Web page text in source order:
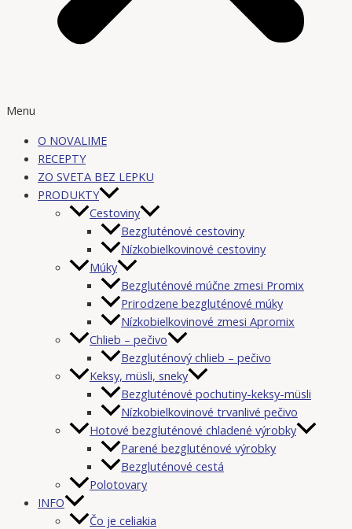
Menu
O NOVALIME
RECEPTY
ZO SVETA BEZ LEPKU
PRODUKTY
Cestoviny
Bezgluténové cestoviny
Nízkobielkovinové cestoviny
Múky
Bezgluténové múčne zmesi Promix
Prirodzene bezgluténové múky
Nízkobielkovinové zmesi Apromix
Chlieb – pečivo
Bezgluténový chlieb – pečivo
Keksy, müsli, sneky
Bezgluténové pochutiny-keksy-müsli
Nízkobielkovinové trvanlivé pečivo
Hotové bezgluténové chladené výrobky
Parené bezgluténové výrobky
Bezgluténové cestá
Polotovary
INFO
Čo je celiakia